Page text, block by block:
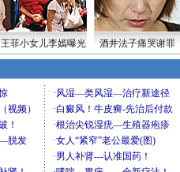
王菲小女儿李嫣曝光 酒井法子痛哭谢罪